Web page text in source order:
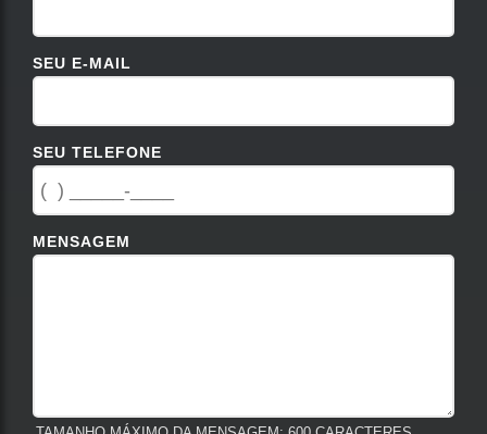
SEU E-MAIL
SEU TELEFONE
MENSAGEM